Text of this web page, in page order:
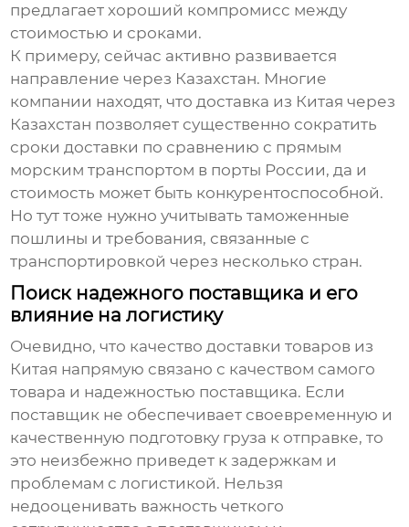
предлагает хороший компромисс между
стоимостью и сроками.
К примеру, сейчас активно развивается
направление через Казахстан. Многие
компании находят, чтодоставка из Китая через
Казахстан позволяет существенно сократить
сроки доставки по сравнению с прямым
морским транспортом в порты России, да и
стоимость может быть конкурентоспособной.
Но тут тоже нужно учитывать таможенные
пошлины и требования, связанные с
транспортировкой через несколько стран.
Поиск надежного поставщика и его
влияние на логистику
Очевидно, что качестводоставки товаров из
Китая напрямую связано с качеством самого
товара и надежностью поставщика. Если
поставщик не обеспечивает своевременную и
качественную подготовку груза к отправке, то
это неизбежно приведет к задержкам и
проблемам с логистикой. Нельзя
недооценивать важность четкого